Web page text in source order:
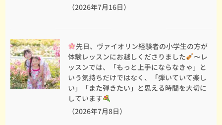
（2026年7月16日）
先日、ヴァイオリン経験者の小学生の方が
体験レッスンにお越しくださりました
〜レ
ッスンでは、「もっと上手にならなきゃ」と
いう気持ちだけではなく、「弾いていて楽し
い」「また弾きたい」と思える時間を大切に
しています
（2026年7月8日）